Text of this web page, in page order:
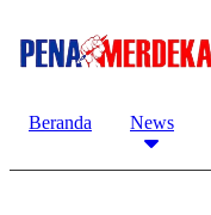
Beranda News